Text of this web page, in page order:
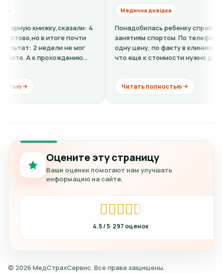
4
почти
не мог
Понадобилась ребенку справка-допуск к
занятиям спортом. По телефону говорили
одну цену, по факту в клинике оказалось,
что еще к стоимости нужно добавить
Читать полностью
Оцените эту страницу
Ваши оценки помогают нам улучшать
информацию на сайте.
4.5 297
© 2026 МедСтрахСервис. Все права защищены.